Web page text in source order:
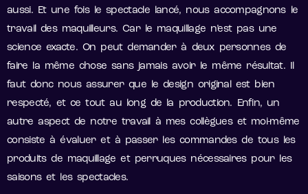
aussi. Et une fois le spectacle lancé, nous accompagnons le
travail des maquilleurs. Car le maquillage n’est pas une
science exacte. On peut demander à deux personnes de
faire la même chose sans jamais avoir le même résultat. Il
faut donc nous assurer que le design original est bien
respecté, et ce tout au long de la production. Enfin, un
autre aspect de notre travail à mes collègues et moi-même
consiste à évaluer et à passer les commandes de tous les
produits de maquillage et perruques nécessaires pour les
saisons et les spectacles.